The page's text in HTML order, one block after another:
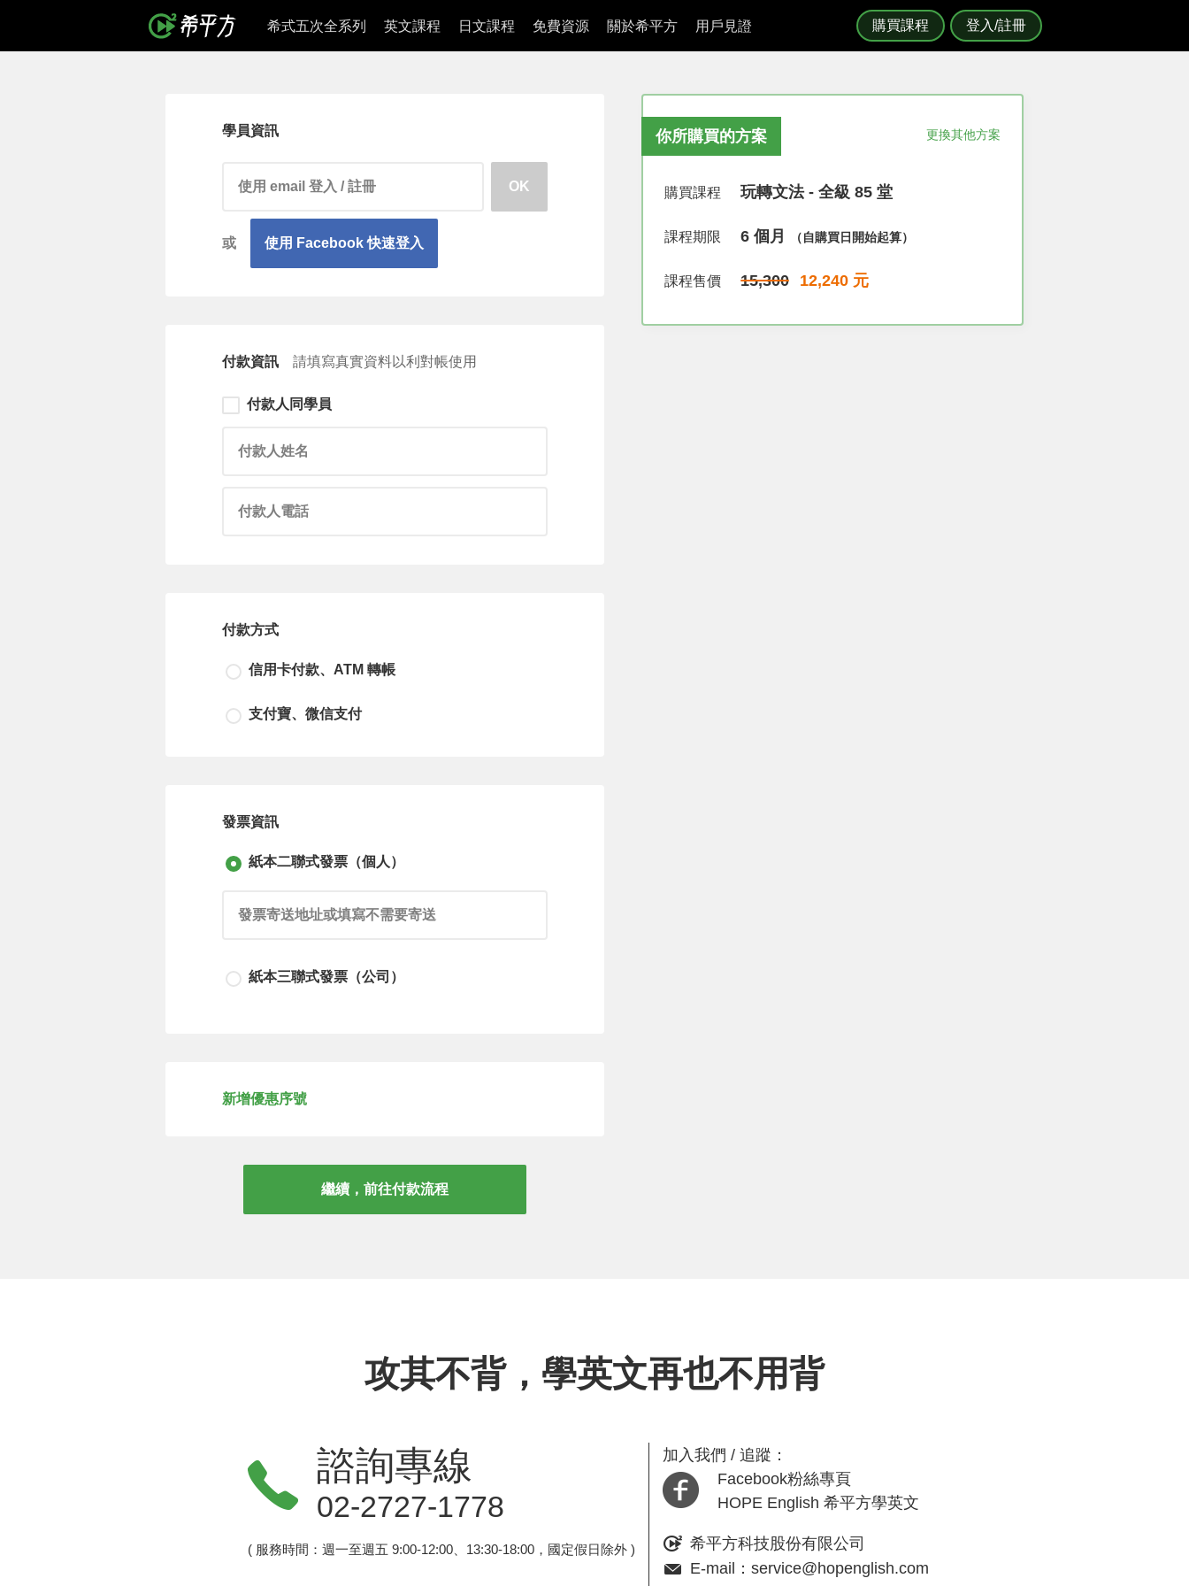
購買課程 登入/註冊
希式五次全系列 英文課程 日文課程 免費資源 關於希平方 用戶見證
學員資訊
請輸入 email 帳號
OK
或 使用 Facebook 快速登入
付款資訊 請填寫真實資料以利對帳使用
付款人同學員
付款方式
信用卡付款、ATM 轉帳
支付寶、微信支付
發票資訊
紙本二聯式發票（個人）
紙本三聯式發票（公司）
新增優惠序號
你所購買的方案 更換其他方案
購買課程 玩轉文法 - 全級 85 堂
課程期限 6 個月 （自購買日開始起算）
課程售價 15,300 12,240 元
繼續，前往付款流程
攻其不背，學英文再也不用背
諮詢專線
02-2727-1778
( 服務時間：週一至週五 9:00-12:00、13:30-18:00，國定假日除外 )
加入我們 / 追蹤：
Facebook粉絲專頁
HOPE English 希平方學英文
希平方科技股份有限公司
E-mail：service@hopenglish.com